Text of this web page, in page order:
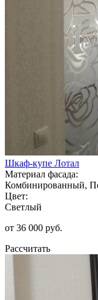
Шкаф-купе Лотал
Материал фасада:
Комбинированный,
Цвет:
Светлый
от 36 000 руб.
Рассчитать